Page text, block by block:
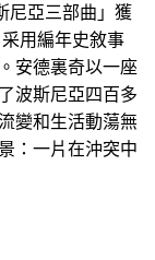
尼亞三部曲」獲
用編年史敘事
安德裏奇以一座
波斯尼亞四百多
變和生活動蕩無
：一片在沖突中